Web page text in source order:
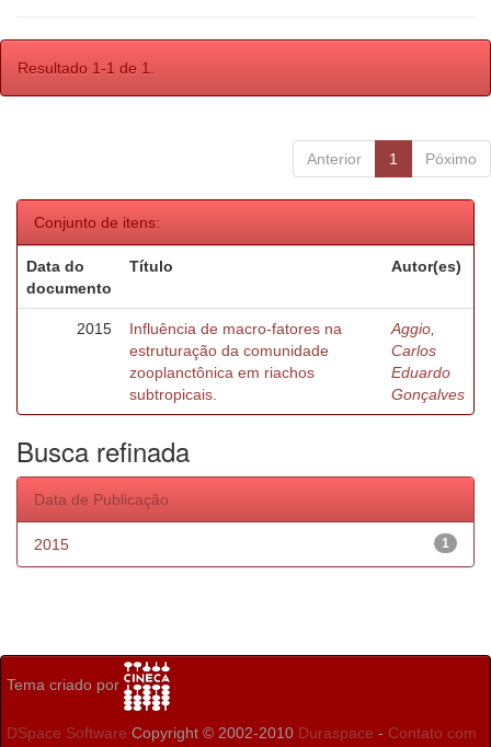
Resultado 1-1 de 1.
Anterior 1 Póximo
Conjunto de itens:
Data do
documento
Título Autor(es)
2015
Influência de macro-fatores na
estruturação da comunidade
zooplanctônica em riachos
subtropicais.
Aggio,
Carlos
Eduardo
Gonçalves
Busca refinada
Data de Publicação
1
2015
Tema criado por
DSpace Software Copyright © 2002-2010 Duraspace - Contato com